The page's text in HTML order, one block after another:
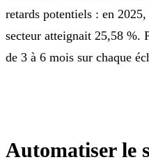
retards potentiels : en
secteur atteignait 25,58 %.
de 3 à 6 mois sur chaque
Automatiser le